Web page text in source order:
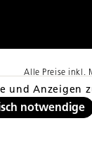
Alle Preise inkl.
niedrigsten
©
und Anzeigen
notwendige